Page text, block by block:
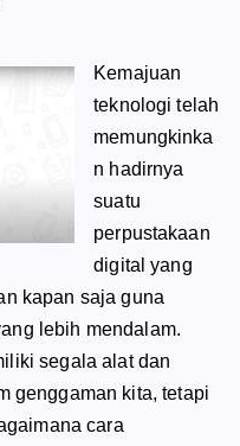
Kemajuan
teknologi telah
memungkinka
n hadirnya
suatu
perpustakaan
digital yang
kapan saja guna
lebih mendalam.
segala alat dan
genggaman kita, tetapi
cara